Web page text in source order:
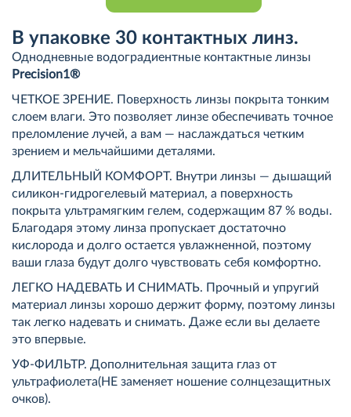
В упаковке 30 контактных линз.
Однодневные водоградиентные контактные линзы
Precision1®
ЧЕТКОЕ ЗРЕНИЕ. Поверхность линзы покрыта тонким
слоем влаги. Это позволяет линзе обеспечивать точное
преломление лучей, а вам — наслаждаться четким
зрением и мельчайшими деталями.
ДЛИТЕЛЬНЫЙ КОМФОРТ. Внутри линзы — дышащий
силикон-гидрогелевый материал, а поверхность
покрыта ультрамягким гелем, содержащим 87 % воды.
Благодаря этому линза пропускает достаточно
кислорода и долго остается увлажненной, поэтому
ваши глаза будут долго чувствовать себя комфортно.
ЛЕГКО НАДЕВАТЬ И СНИМАТЬ. Прочный и упругий
материал линзы хорошо держит форму, поэтому линзы
так легко надевать и снимать. Даже если вы делаете
это впервые.
УФ-ФИЛЬТР. Дополнительная защита глаз от
ультрафиолета(НЕ заменяет ношение солнцезащитных
очков).